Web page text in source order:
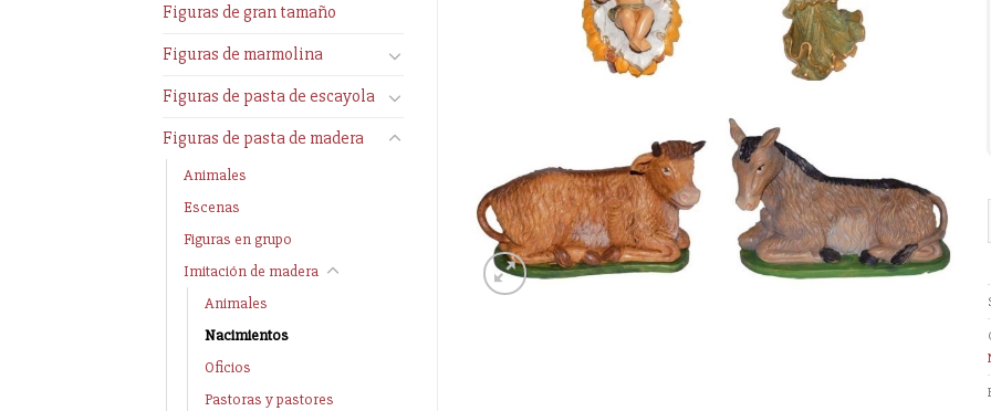
Figuras de gran tamaño
Figuras de marmolina
Figuras de pasta de escayola
Figuras de pasta de madera
Animales
Escenas
Figuras en grupo
Imitación de madera
Animales
Nacimientos
Oficios
Pastoras y pastores